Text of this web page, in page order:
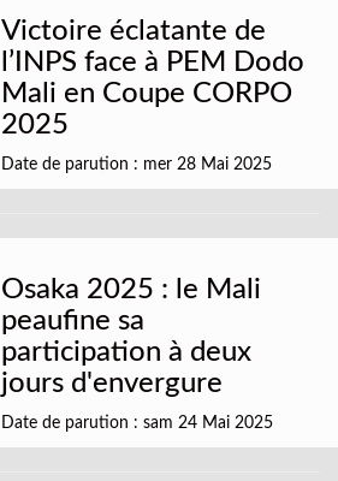
Victoire éclatante de
l’INPS face à PEM Dodo
Mali en Coupe CORPO
2025
Date de parution : mer 28 Mai 2025
Osaka 2025 : le Mali
peaufine sa
participation à deux
jours d'envergure
Date de parution : sam 24 Mai 2025